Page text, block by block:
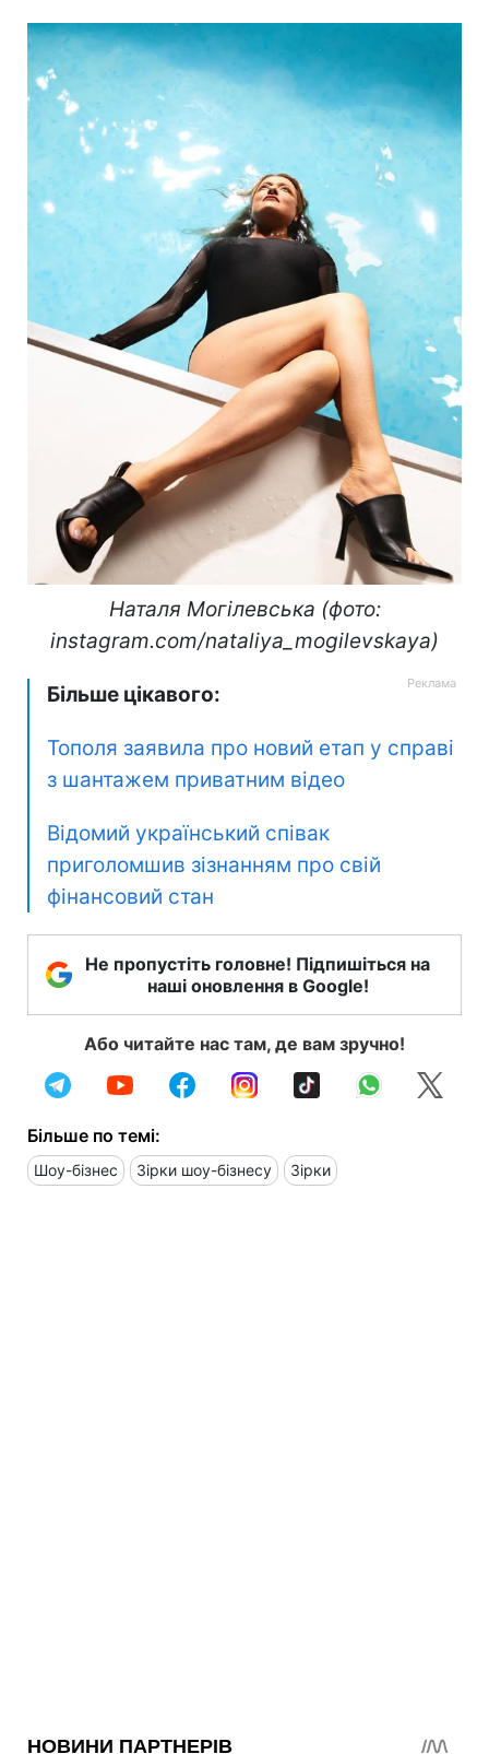
Наталя Могілевська (фото:
instagram.com/nataliya_mogilevskaya)
Більше цікавого:
Тополя заявила про новий етап у справі
з шантажем приватним відео
Відомий український співак
приголомшив зізнанням про свій
фінансовий стан
Не пропустіть головне! Підпишіться на
наші оновлення в Google!
Або читайте нас там, де вам зручно!
Більше по темі:
Шоу-бізнес Зірки шоу-бізнесу Зірки